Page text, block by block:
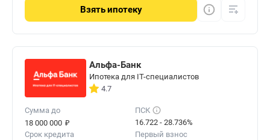
Взятьипотеку
Альфа-Банк
Ипотека для IT-специалистов
4.7
Сумма до
18 000 000 ₽
ПСК
16.722 - 28.736%
Срок кредита
Первый взнос